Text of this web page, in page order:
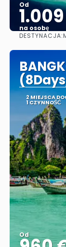
Od
na osobę
DESTYNACJA:
2 MIEJSCA
1 CZYNNOŚĆ
Od